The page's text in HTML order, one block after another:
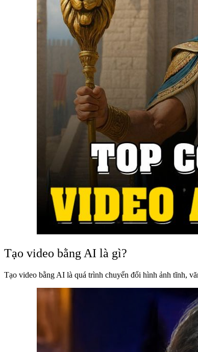
Tạo video bằng AI là gì?
Tạo video bằng AI là quá trình chuyển đổi hình ảnh tĩnh,